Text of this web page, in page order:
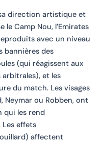
direction artistique et
le Camp Nou, l’Emirates
avec un niveau
bannières des
(qui réagissent aux
et les
du match. Les visages
Neymar ou Robben, ont
qui les rend
effets
affectent